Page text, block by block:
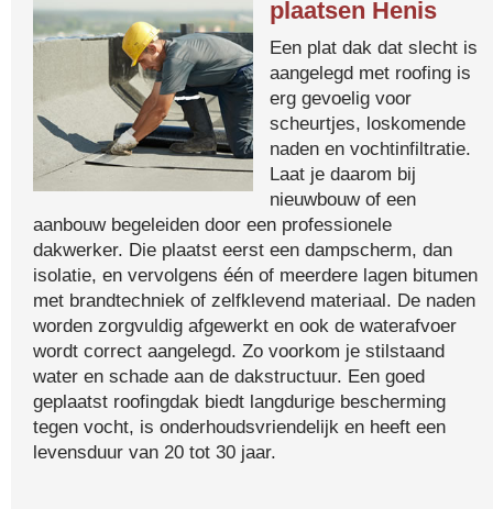
plaatsen Henis
Een plat dak dat slecht is
aangelegd met roofing is
erg gevoelig voor
scheurtjes, loskomende
naden en vochtinfiltratie.
Laat je daarom bij
nieuwbouw of een
aanbouw begeleiden door een professionele
dakwerker. Die plaatst eerst een dampscherm, dan
isolatie, en vervolgens één of meerdere lagen bitumen
met brandtechniek of zelfklevend materiaal. De naden
worden zorgvuldig afgewerkt en ook de waterafvoer
wordt correct aangelegd. Zo voorkom je stilstaand
water en schade aan de dakstructuur. Een goed
geplaatst roofingdak biedt langdurige bescherming
tegen vocht, is onderhoudsvriendelijk en heeft een
levensduur van 20 tot 30 jaar.